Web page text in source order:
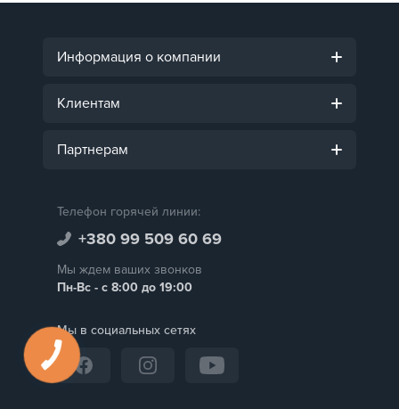
Информация о компании
Клиентам
Партнерам
Телефон горячей линии:
+380 99 509 60 69
Мы ждем ваших звонков
Пн-Вс - с 8:00 до 19:00
Мы в социальных сетях